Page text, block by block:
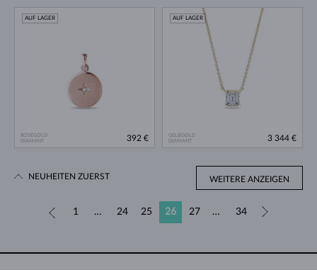
ROSÉGOLD
DIAMANT
AUF LAGER
392 €
GELBGOLD
DIAMANT
AUF LAGER
3 344 €
WEITERE ANZEIGEN
1 … 24 25 26 27 … 34
NEUHEITEN ZUERST